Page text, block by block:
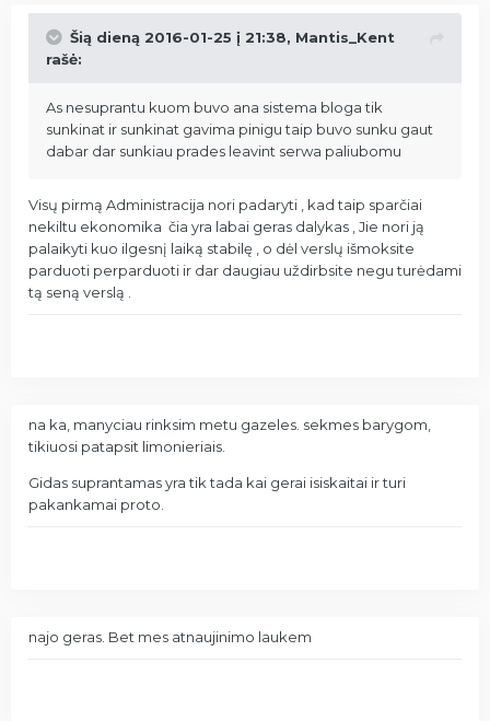
Šią dieną 2016-01-25 į 21:38, Mantis_Kent
rašė:
As nesuprantu kuom buvo ana sistema bloga tik
sunkinat ir sunkinat gavima pinigu taip buvo sunku gaut
dabar dar sunkiau prades leavint serwa paliubomu
Visų pirmą Administracija nori padaryti , kad taip sparčiai
nekiltu ekonomika čia yra labai geras dalykas , Jie nori ją
palaikyti kuo ilgesnį laiką stabilę , o dėl verslų išmoksite
parduoti perparduoti ir dar daugiau uždirbsite negu turėdami
tą seną verslą .
na ka, manyciau rinksim metu gazeles. sekmes barygom,
tikiuosi patapsit limonieriais.
Gidas suprantamas yra tik tada kai gerai isiskaitai ir turi
pakankamai proto.
najo geras. Bet mes atnaujinimo laukem